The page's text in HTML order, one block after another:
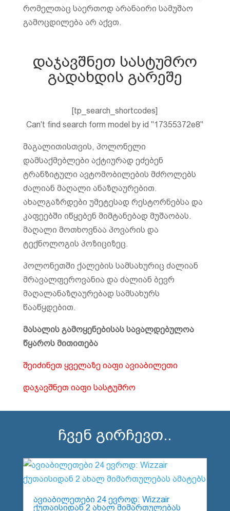
რომელთაც საერთოდ არანაირი სამუშაო
გამოცდილება არ აქვთ.
დაჯავშნეთ სასტუმრო
გადახდის გარეშე
[tp_search_shortcodes]
Can't find search form model by id "17355372e8"
მაგალითისთვის, პოლონელი
დამსაქმებლები აქტიურად ეძებენ
ტრანზიტული ავტომობილების მძროლებს
ძალიან მაღალი ანაზღაურებით.
ახალგაზრდები უმეტესად რესტორნებსა და
კაფეებში იწყებენ მიმტანებად მუშაობას.
მაღალი მოთხოვნაა პოვარის და
ტექნოლოგის პოზიციზეც.
პოლონეთში ქალების სამსახურიც ძალიან
მრავალფეროვანია და ძალიან ბევრ
მაღალანაზღაურებად სამსახურს
წააწყდებით.
მასალის გამოყენებისას სავალდებულოა
წყაროს მითითება
შეიძინეთ ყველაზე იაფი ავიაბილეთი
დაჯავშნეთ იაფი სასტუმრო
ჩვენ გირჩევთ..
ავიაბილეთები 24 ევროდ: Wizzair
ქუთაისიდან 2 ახალ მიმართულებას